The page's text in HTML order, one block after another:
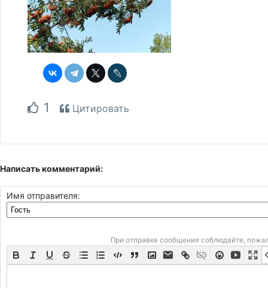
1 Цитировать
Написать комментарий:
Имя отправителя:
При отправке сообщения соблюдайте,